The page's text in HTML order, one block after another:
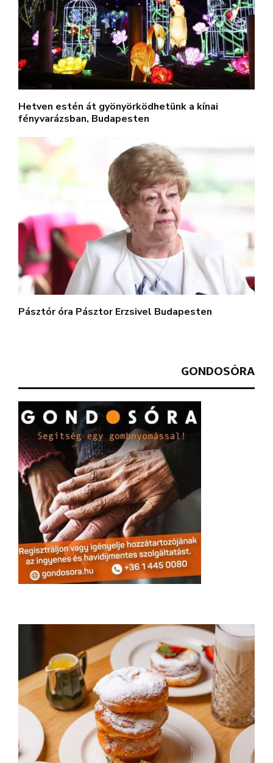
Hetven estén át gyönyörködhetünk a kínai
fényvarázsban, Budapesten
Pásztór óra Pásztor Erzsivel Budapesten
GONDOSÓRA